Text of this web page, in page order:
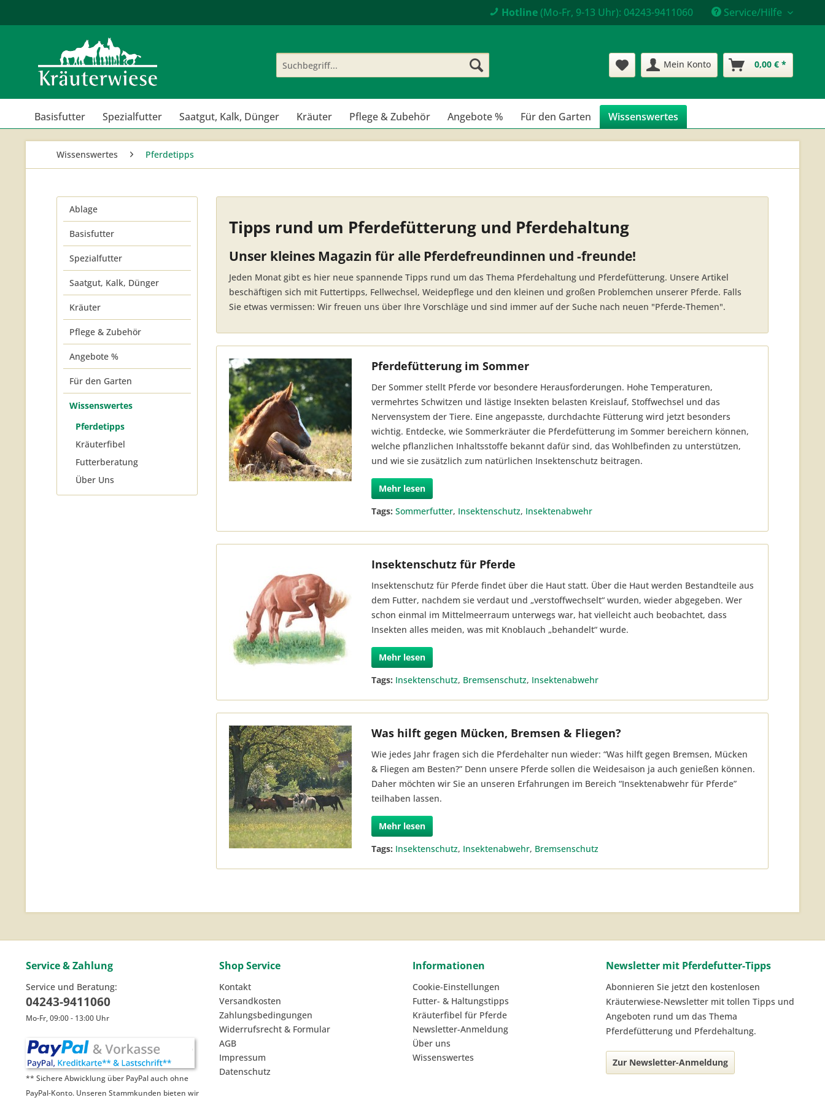
Hotline(Mo-Fr, 9-13 Uhr): 04243-9411060 Service/Hilfe
Mein Konto 0,00 € *
Basisfutter Spezialfutter Saatgut, Kalk, Dünger Kräuter Pflege & Zubehör Angebote % Für den Garten Wissenswertes
Wissenswertes Pferdetipps
Ablage
Basisfutter
Spezialfutter
Saatgut, Kalk, Dünger
Kräuter
Pflege & Zubehör
Angebote %
Für den Garten
Wissenswertes
Pferdetipps
Kräuterfibel
Futterberatung
Über Uns
Tipps rund um Pferdefütterung und Pferdehaltung
Unser kleines Magazin für alle Pferdefreundinnen und -freunde!
Jeden Monat gibt es hier neue spannende Tipps rund um das Thema Pferdehaltung und Pferdefütterung. Unsere Artikel
beschäftigen sich mit Futtertipps, Fellwechsel, Weidepflege und den kleinen und großen Problemchen unserer Pferde. Falls
Sie etwas vermissen: Wir freuen uns über Ihre Vorschläge und sind immer auf der Suche nach neuen "Pferde-Themen".
Pferdefütterung im Sommer
Der Sommer stellt Pferde vor besondere Herausforderungen. Hohe Temperaturen,
vermehrtes Schwitzen und lästige Insekten belasten Kreislauf, Stoffwechsel und das
Nervensystem der Tiere. Eine angepasste, durchdachte Fütterung wird jetzt besonders
wichtig. Entdecke, wie Sommerkräuter die Pferdefütterung im Sommer bereichern können,
welche pflanzlichen Inhaltsstoffe bekannt dafür sind, das Wohlbefinden zu unterstützen,
und wie sie zusätzlich zum natürlichen Insektenschutz beitragen.
Mehr lesen
Tags: Sommerfutter, Insektenschutz, Insektenabwehr
Insektenschutz für Pferde
Insektenschutz für Pferde findet über die Haut statt. Über die Haut werden Bestandteile aus
dem Futter, nachdem sie verdaut und „verstoffwechselt“ wurden, wieder abgegeben. Wer
schon einmal im Mittelmeerraum unterwegs war, hat vielleicht auch beobachtet, dass
Insekten alles meiden, was mit Knoblauch „behandelt“ wurde.
Mehr lesen
Tags: Insektenschutz, Bremsenschutz, Insektenabwehr
Was hilft gegen Mücken, Bremsen & Fliegen?
Wie jedes Jahr fragen sich die Pferdehalter nun wieder: “Was hilft gegen Bremsen, Mücken
& Fliegen am Besten?” Denn unsere Pferde sollen die Weidesaison ja auch genießen können.
Daher möchten wir Sie an unseren Erfahrungen im Bereich “Insektenabwehr für Pferde”
teilhaben lassen.
Mehr lesen
Tags: Insektenschutz, Insektenabwehr, Bremsenschutz
Service & Zahlung
Service und Beratung:
04243-9411060
Mo-Fr, 09:00 - 13:00 Uhr
** Sichere Abwicklung über PayPal auch ohne
PayPal-Konto. Unseren Stammkunden bieten wir
Shop Service
Kontakt
Versandkosten
Zahlungsbedingungen
Widerrufsrecht & Formular
AGB
Impressum
Datenschutz
Informationen
Cookie-Einstellungen
Futter- & Haltungstipps
Kräuterfibel für Pferde
Newsletter-Anmeldung
Über uns
Wissenswertes
Newsletter mit Pferdefutter-Tipps
Abonnieren Sie jetzt den kostenlosen
Kräuterwiese-Newsletter mit tollen Tipps und
Angeboten rund um das Thema
Pferdefütterung und Pferdehaltung.
Zur Newsletter-Anmeldung